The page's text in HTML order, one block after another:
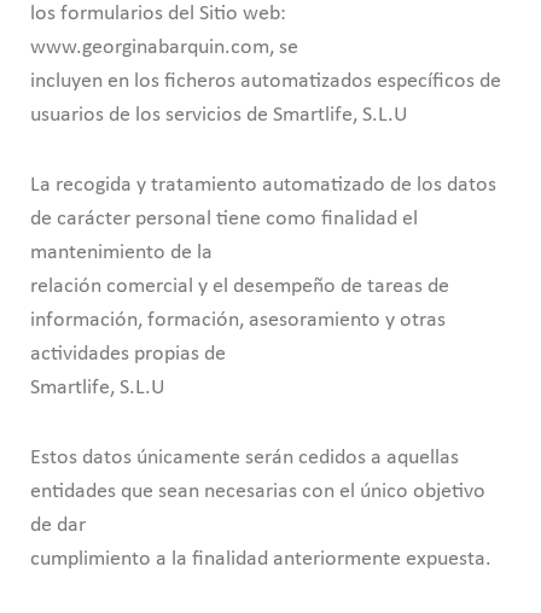
los formularios del Sitio web:
www.georginabarquin.com, se
incluyen en los ficheros automatizados específicos de
usuarios de los servicios de Smartlife, S.L.U
La recogida y tratamiento automatizado de los datos
de carácter personal tiene como finalidad el
mantenimiento de la
relación comercial y el desempeño de tareas de
información, formación, asesoramiento y otras
actividades propias de
Smartlife, S.L.U
Estos datos únicamente serán cedidos a aquellas
entidades que sean necesarias con el único objetivo
de dar
cumplimiento a la finalidad anteriormente expuesta.